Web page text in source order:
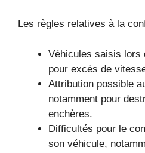
Les règles relatives à la
Véhicules saisis lors
pour excès de
Attribution possible
notamment pour
enchères.
Difficultés pour le
son véhicule,